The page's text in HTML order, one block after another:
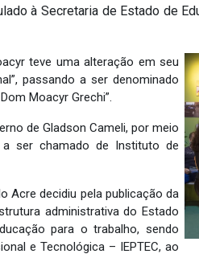
à Secretaria de Estado de
teve uma alteração em seu
passando a ser denominado
Moacyr Grechi”.
de Gladson Cameli, por meio
ser chamado de Instituto de
Acre decidiu pela publicação da
administrativa do Estado
para o trabalho, sendo
e Tecnológica – IEPTEC, ao